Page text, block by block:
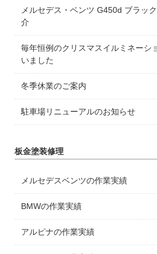
メルセデス・ベンツ G450d ブラッ
介
毎年恒例のクリスマスイルミネーシ
いました
冬季休業のご案内
駐車場リニューアルのお知らせ
板金塗装修理
メルセデスベンツの作業実績
BMWの作業実績
アルピナの作業実績